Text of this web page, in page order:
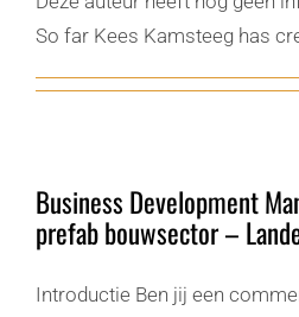
So far Kees Kamsteeg has
Business Development
prefab bouwsector –
Introductie Ben jij een